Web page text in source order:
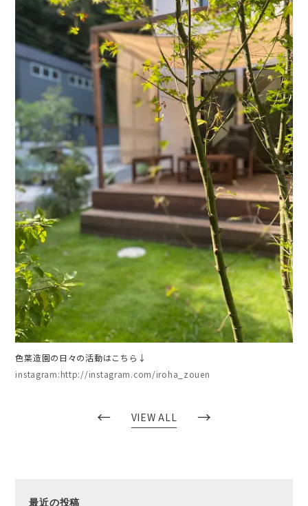
色葉造園の日々の活動はこちら↓
instagram:http://instagram.com/iroha_zouen
← VIEW ALL →
最近の投稿